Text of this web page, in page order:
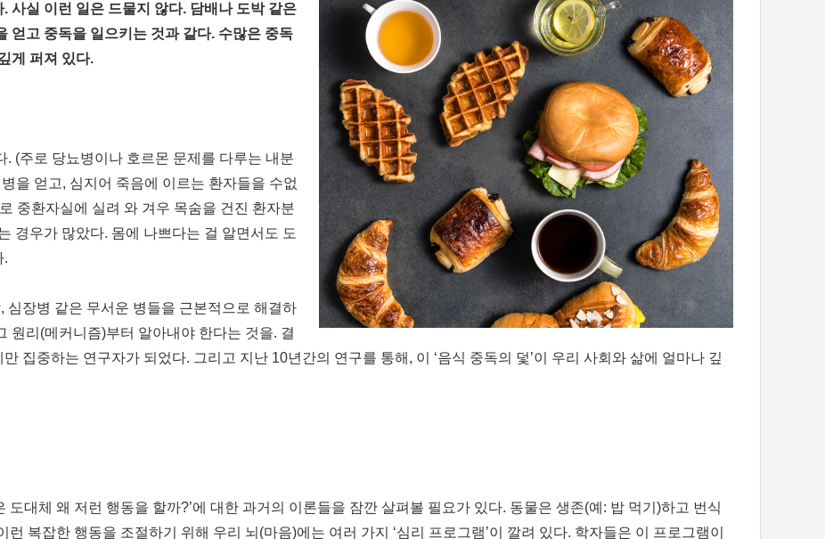
사실 이런 일은 드물지 않다. 담배나 도박 같은
얻고 중독을 일으키는 것과 같다. 수많은 중독
게 퍼져 있다.
(주로 당뇨병이나 호르몬 문제를 다루는 내분
을 얻고, 심지어 죽음에 이르는 환자들을 수없
중환자실에 실려 와 겨우 목숨을 건진 환자분
경우가 많았다. 몸에 나쁘다는 걸 알면서도 도
.
장병 같은 무서운 병들을 근본적으로 해결하
원리(메커니즘)부터 알아내야 한다는 것을. 결
집중하는 연구자가 되었다. 그리고 지난 10년간의 연구를 통해, 이 ‘음식 중독의 덫’이 우리 사회와 삶에 얼마나 깊
도대체 왜 저런 행동을 할까?’에 대한 과거의 이론들을 잠깐 살펴볼 필요가 있다. 동물은 생존(예: 밥 먹기)하고 번식
복잡한 행동을 조절하기 위해 우리 뇌(마음)에는 여러 가지 ‘심리 프로그램’이 깔려 있다. 학자들은 이 프로그램이